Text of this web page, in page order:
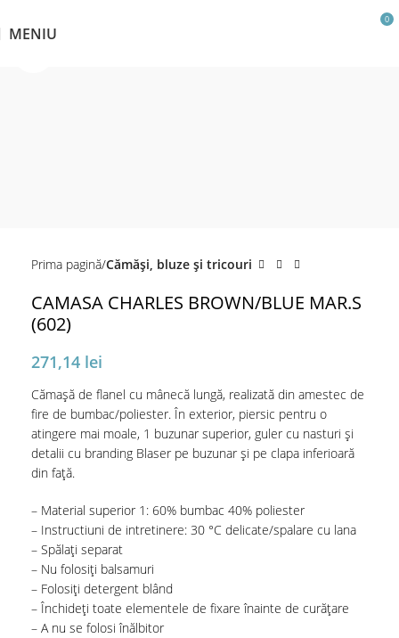
MENIU
0
Prima pagină Cămăși, bluze și tricouri
CAMASA CHARLES BROWN/BLUE MAR.S
(602)
271,14 lei
Cămașă de flanel cu mânecă lungă, realizată din amestec de
fire de bumbac/poliester. În exterior, piersic pentru o
atingere mai moale, 1 buzunar superior, guler cu nasturi și
detalii cu branding Blaser pe buzunar și pe clapa inferioară
din față.
– Material superior 1: 60% bumbac 40% poliester
– Instructiuni de intretinere: 30 °C delicate/spalare cu lana
– Spălați separat
– Nu folosiți balsamuri
– Folosiți detergent blând
– Închideți toate elementele de fixare înainte de curățare
– A nu se folosi înălbitor